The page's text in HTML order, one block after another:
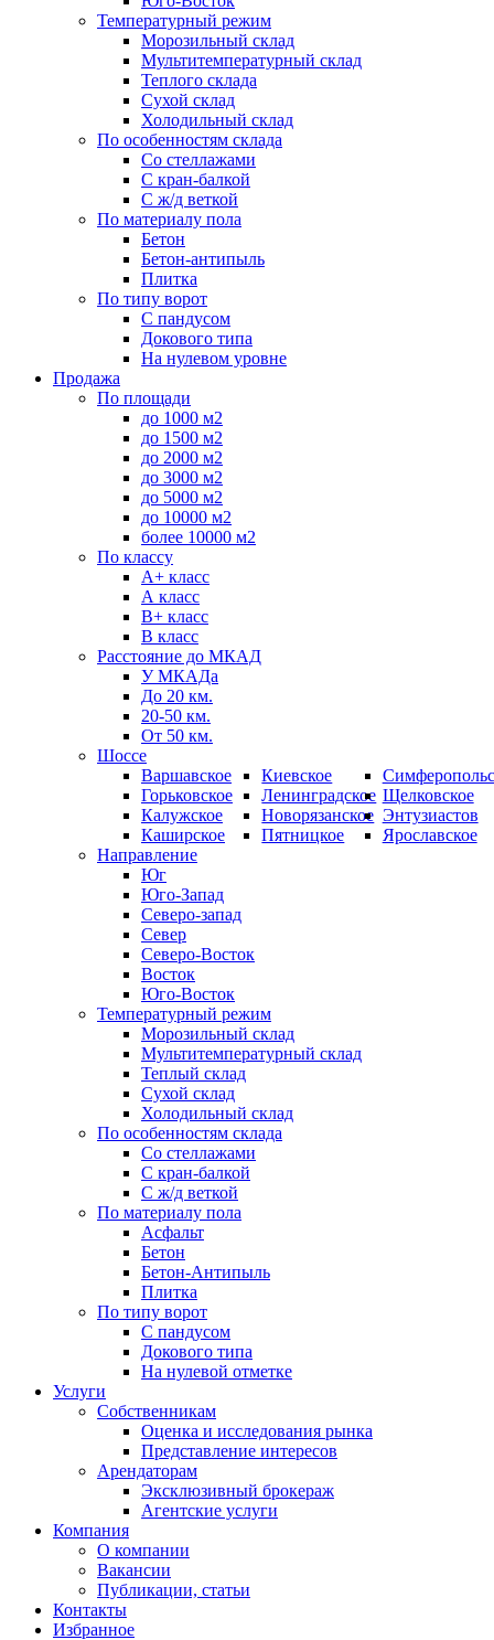
Температурный режим
Морозильный склад
Мультитемпературный склад
Теплого склада
Сухой склад
Холодильный склад
По особенностям склада
Со стеллажами
С кран-балкой
С ж/д веткой
По материалу пола
Бетон
Бетон-антипыль
Плитка
По типу ворот
С пандусом
Докового типа
На нулевом уровне
Продажа
По площади
до 1000 м2
до 1500 м2
до 2000 м2
до 3000 м2
до 5000 м2
до 10000 м2
более 10000 м2
По классу
A+ класс
А класс
В+ класс
B класс
Расстояние до МКАД
У МКАДа
До 20 км.
20-50 км.
От 50 км.
Шоссе
Варшавское
Горьковское
Калужское
Каширское
Киевское
Ленинградское
Новорязанское
Пятницкое
Щелковское
Энтузиастов
Ярославское
Направление
Юг
Юго-Запад
Северо-запад
Север
Северо-Восток
Восток
Юго-Восток
Температурный режим
Морозильный склад
Мультитемпературный склад
Теплый склад
Сухой склад
Холодильный склад
По особенностям склада
Со стеллажами
С кран-балкой
С ж/д веткой
По материалу пола
Асфальт
Бетон
Бетон-Антипыль
Плитка
По типу ворот
С пандусом
Докового типа
На нулевой отметке
Услуги
Собственникам
Оценка и исследования рынка
Представление интересов
Арендаторам
Эксклюзивный брокераж
Агентские услуги
Компания
О компании
Вакансии
Публикации, статьи
Контакты
Избранное